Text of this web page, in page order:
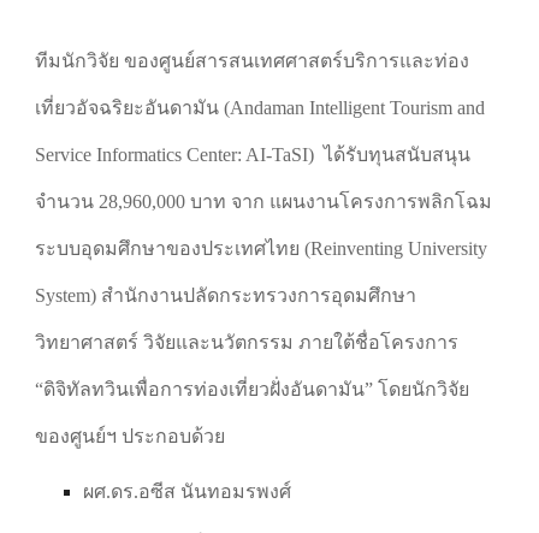
ทีมนักวิจัย ของศูนย์สารสนเทศศาสตร์บริการและท่อง
เที่ยวอัจฉริยะอันดามัน (Andaman Intelligent Tourism and
Service Informatics Center: AI-TaSI) ได้รับทุนสนับสนุน
จำนวน 28,960,000 บาท จาก แผนงานโครงการพลิกโฉม
ระบบอุดมศึกษาของประเทศไทย (Reinventing University
System) สำนักงานปลัดกระทรวงการอุดมศึกษา
วิทยาศาสตร์ วิจัยและนวัตกรรม ภายใต้ชื่อโครงการ
“ดิจิทัลทวินเพื่อการท่องเที่ยวฝั่งอันดามัน” โดยนักวิจัย
ของศูนย์ฯ ประกอบด้วย
ผศ.ดร.อซีส นันทอมรพงศ์